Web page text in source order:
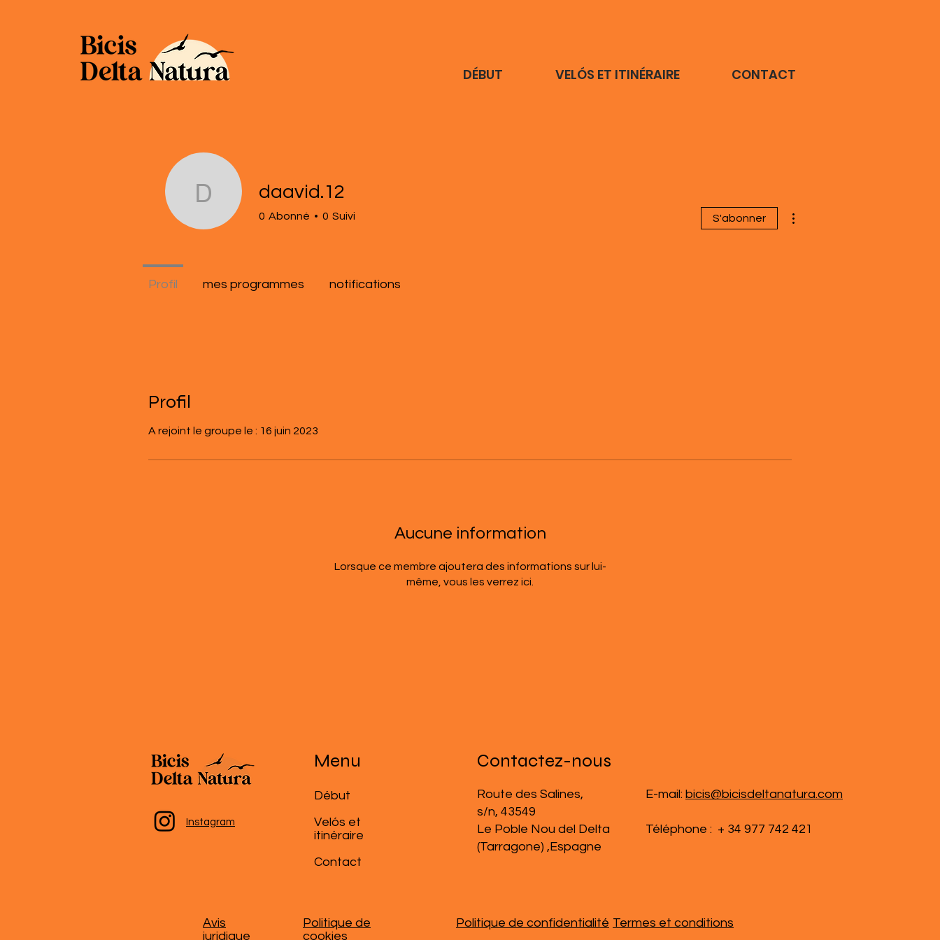
DÉBUT VELÓS ET ITINÉRAIRE CONTACT
Profil
A rejoint le groupe le : 16 juin 2023
Aucune information
Lorsque ce membre ajoutera des informations sur lui-
même, vous les verrez ici.
daavid.12
daavid.12
0 Abonné 0 Suivi S'abonner
Profil mes programmes notifications
Instagram
Menu Contactez-nous
​Début
Velós et
itinéraire
Contact
E-mail: bicis@bicisdeltanatura.com
Téléphone : + 34 977 742 421
Route des Salines,
s/n, 43549
Le Poble Nou del Delta
(Tarragone) ,Espagne
Avis
juridique
Politique de
cookies
Politique de confidentialité Termes et conditions